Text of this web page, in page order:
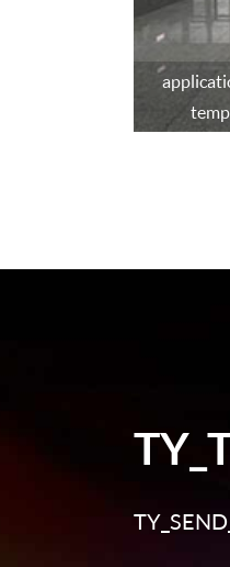
비디오
이미지